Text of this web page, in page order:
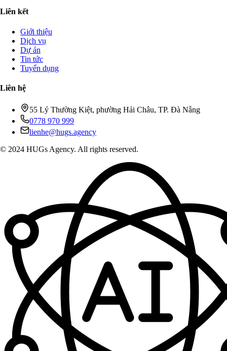
Liên kết
Giới thiệu
Dịch vụ
Dự án
Tin tức
Tuyển dụng
Liên hệ
55 Lý Thường Kiệt, phường Hải Châu, TP. Đà Nẵng
0778 970 999
lienhe@hugs.agency
© 2024 HUGs Agency. All rights reserved.